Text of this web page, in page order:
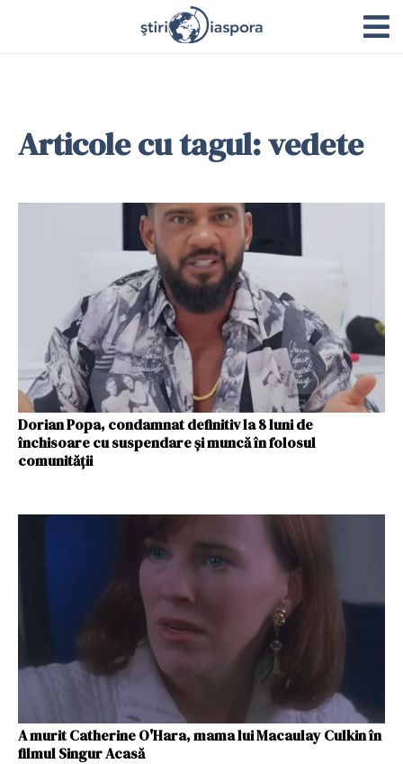
Articole cu tagul: vedete
Dorian Popa, condamnat definitiv la 8 luni de
închisoare cu suspendare şi muncă în folosul
comunităţii
A murit Catherine O'Hara, mama lui Macaulay Culkin în
filmul Singur Acasă